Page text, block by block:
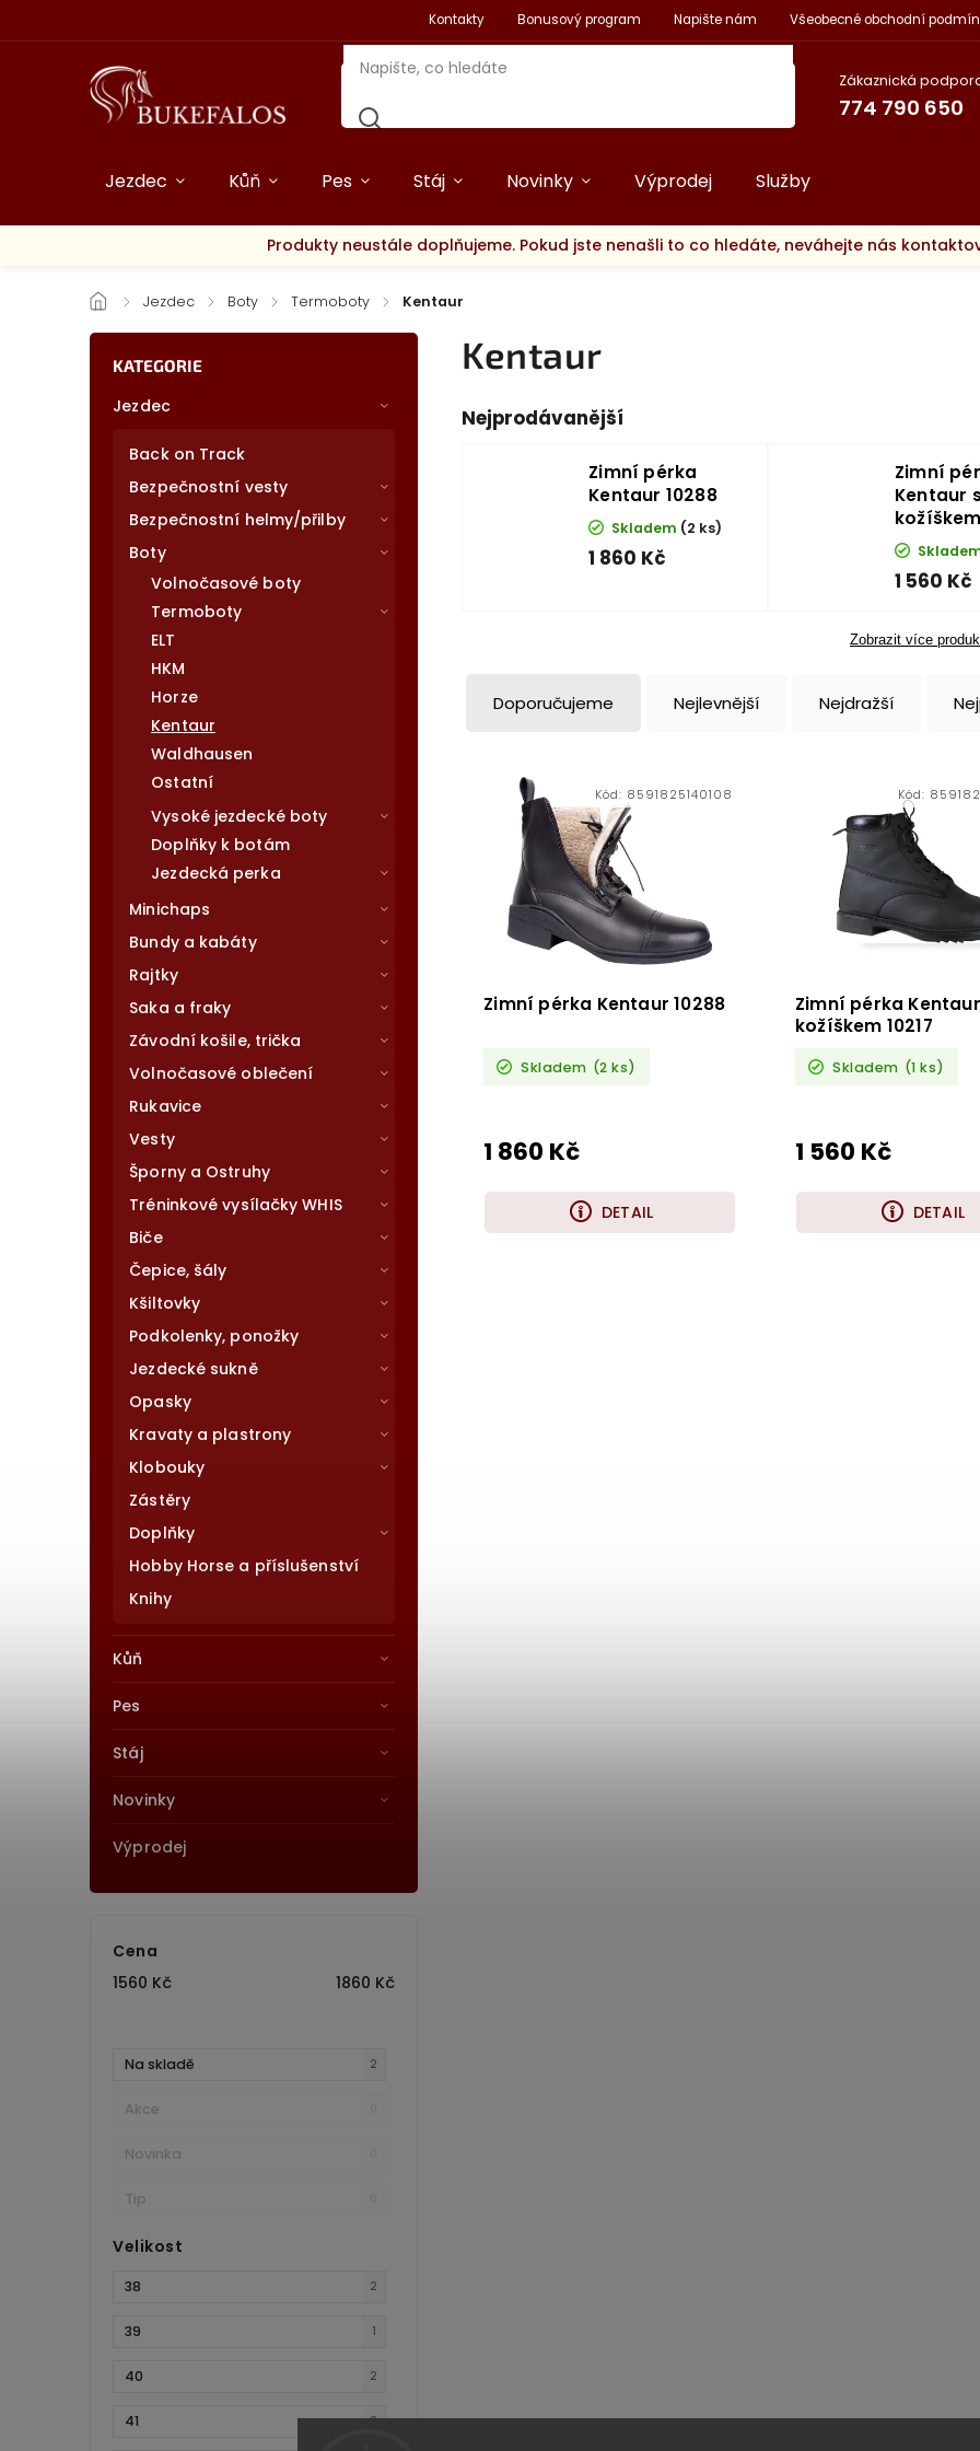
Kontakty Bonusový program Napište nám Všeobecné obchodní
Zákaznická
774 790 650
Jezdec Kůň Pes Stáj Novinky Výprodej Služby
Produkty neustále doplňujeme. Pokud jste nenašli to co hledáte, neváhejte nás
/ Jezdec / Boty / Termoboty / Kentaur
KATEGORIE
Jezdec
Back on Track
Bezpečnostní vesty
Bezpečnostní helmy/přilby
Boty
Volnočasové boty
Termoboty
ELT
HKM
Horze
Kentaur
Waldhausen
Ostatní
Vysoké jezdecké boty
Doplňky k botám
Jezdecká perka
Minichaps
Bundy a kabáty
Rajtky
Saka a fraky
Závodní košile, trička
Volnočasové oblečení
Rukavice
Vesty
Šporny a Ostruhy
Tréninkové vysílačky WHIS
Biče
Čepice, šály
Kšiltovky
Podkolenky, ponožky
Jezdecké sukně
Opasky
Kravaty a plastrony
Klobouky
Zástěry
Doplňky
Hobby Horse a příslušenství
Knihy
Kůň
Pes
Stáj
Novinky
Výprodej
Cena
1560 Kč 1860 Kč
Na skladě 2
Akce
Novinka
Tip
Velikost
38 2
39 1
40 2
41 2
Kentaur
Nejprodávanější
Zimní pérka
Kentaur 10288
Skladem (2 ks)
1 860 Kč
Zimní
Kentaur
kožíškem
1 560 Kč
Zobrazit více
Doporučujeme Nejlevnější Nejdražší
Zimní pérka Kentaur 10288
Skladem (2 ks)
1 860 Kč
DETAIL
Kód: 8591825140108
Zimní pérka
kožíškem 10217
Skladem (1 ks)
1 560 Kč
DETAIL
Kód: